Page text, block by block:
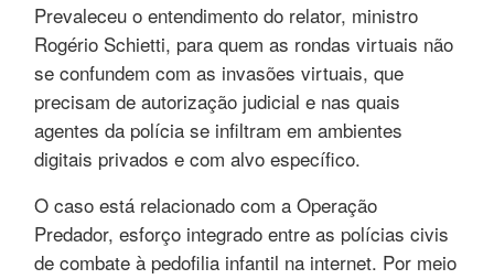
Prevaleceu o entendimento do relator, ministro
Rogério Schietti, para quem as rondas virtuais não
se confundem com as invasões virtuais, que
precisam de autorização judicial e nas quais
agentes da polícia se infiltram em ambientes
digitais privados e com alvo específico.
O caso está relacionado com a Operação
Predador, esforço integrado entre as polícias civis
de combate à pedofilia infantil na internet. Por meio